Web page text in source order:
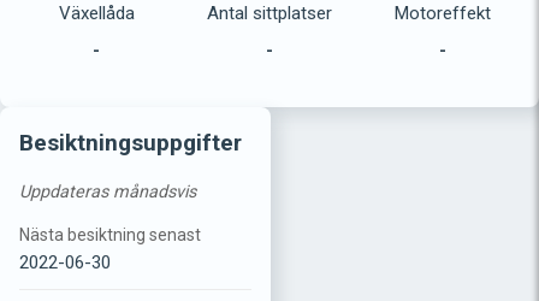
Växellåda
-
Antal sittplatser
-
Motoreffekt
-
Besiktningsuppgifter
Uppdateras månadsvis
Nästa besiktning senast
2022-06-30